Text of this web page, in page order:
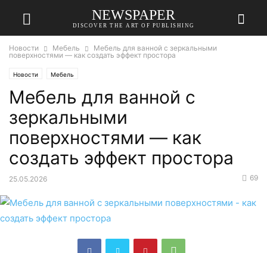
NEWSPAPER
DISCOVER THE ART OF PUBLISHING
Новости Мебель
Мебель для ванной с зеркальными
поверхностями — как создать эффект простора
Новости Мебель
Мебель для ванной с
зеркальными
поверхностями — как
создать эффект простора
25.05.2026 69